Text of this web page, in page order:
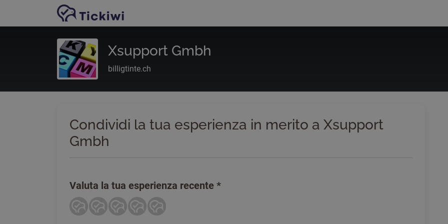
Vai al contenuto principale
Xsupport Gmbh
billigtinte.ch
Condividi la tua esperienza in merito a Xsupport
Gmbh
Valuta la tua esperienza recente *